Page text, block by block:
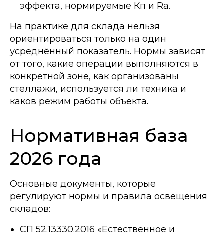
эффекта, нормируемые Кп и Ra.
На практике для склада нельзя
ориентироваться только на один
усреднённый показатель. Нормы зависят
от того, какие операции выполняются в
конкретной зоне, как организованы
стеллажи, используется ли техника и
каков режим работы объекта.
Нормативная база
2026 года
Основные документы, которые
регулируют нормы и правила освещения
складов:
СП 52.13330.2016 «Естественное и